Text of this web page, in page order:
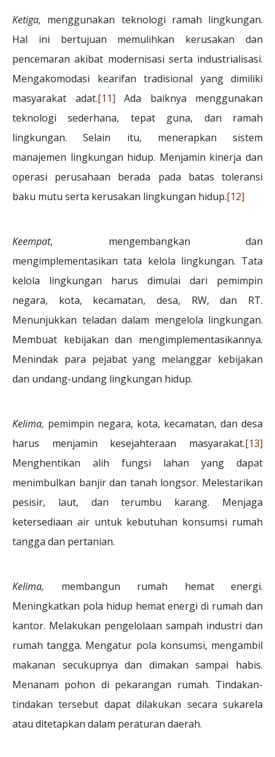
Ketiga, menggunakan teknologi ramah lingkungan.
Hal ini bertujuan memulihkan kerusakan dan
pencemaran akibat modernisasi serta industrialisasi.
Mengakomodasi kearifan tradisional yang dimiliki
masyarakat adat.[11] Ada baiknya menggunakan
teknologi sederhana, tepat guna, dan ramah
lingkungan. Selain itu, menerapkan sistem
manajemen lingkungan hidup. Menjamin kinerja dan
operasi perusahaan berada pada batas toleransi
baku mutu serta kerusakan lingkungan hidup.[12]
Keempat, mengembangkan dan
mengimplementasikan tata kelola lingkungan. Tata
kelola lingkungan harus dimulai dari pemimpin
negara, kota, kecamatan, desa, RW, dan RT.
Menunjukkan teladan dalam mengelola lingkungan.
Membuat kebijakan dan mengimplementasikannya.
Menindak para pejabat yang melanggar kebijakan
dan undang-undang lingkungan hidup.
Kelima, pemimpin negara, kota, kecamatan, dan desa
harus menjamin kesejahteraan masyarakat.[13]
Menghentikan alih fungsi lahan yang dapat
menimbulkan banjir dan tanah longsor. Melestarikan
pesisir, laut, dan terumbu karang. Menjaga
ketersediaan air untuk kebutuhan konsumsi rumah
tangga dan pertanian.
Kelima, membangun rumah hemat energi.
Meningkatkan pola hidup hemat energi di rumah dan
kantor. Melakukan pengelolaan sampah industri dan
rumah tangga. Mengatur pola konsumsi, mengambil
makanan secukupnya dan dimakan sampai habis.
Menanam pohon di pekarangan rumah. Tindakan-
tindakan tersebut dapat dilakukan secara sukarela
atau ditetapkan dalam peraturan daerah.